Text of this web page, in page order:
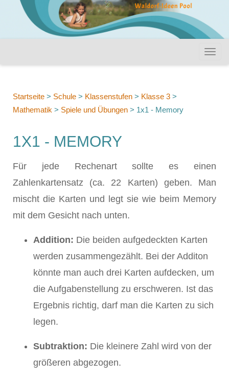
Startseite > Schule > Klassenstufen > Klasse 3 >
Mathematik > Spiele und Übungen > 1x1 - Memory
1X1 - MEMORY
Für jede Rechenart sollte es einen
Zahlenkartensatz (ca. 22 Karten) geben. Man
mischt die Karten und legt sie wie beim Memory
mit dem Gesicht nach unten.
Addition: Die beiden aufgedeckten Karten
werden zusammengezählt. Bei der Additon
könnte man auch drei Karten aufdecken, um
die Aufgabenstellung zu erschweren. Ist das
Ergebnis richtig, darf man die Karten zu sich
legen.
Subtraktion: Die kleinere Zahl wird von der
größeren abgezogen.